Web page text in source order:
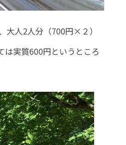
大人2人分（700円×２）
は実質600円というところ